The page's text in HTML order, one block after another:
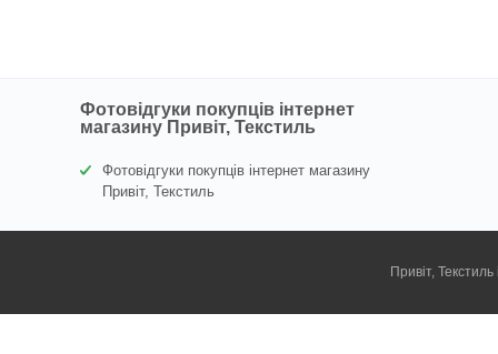
Фотовідгуки покупців інтернет
магазину Привіт, Текстиль
Фотовідгуки покупців інтернет магазину
Привіт, Текстиль